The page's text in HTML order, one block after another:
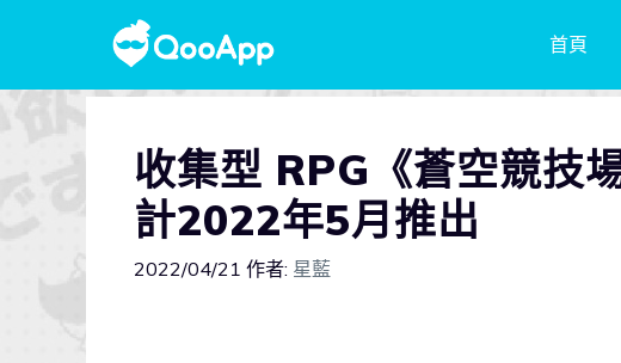
首頁
收集型 RPG《蒼空競
計2022年5月推出
2022/04/21 作者: 星藍